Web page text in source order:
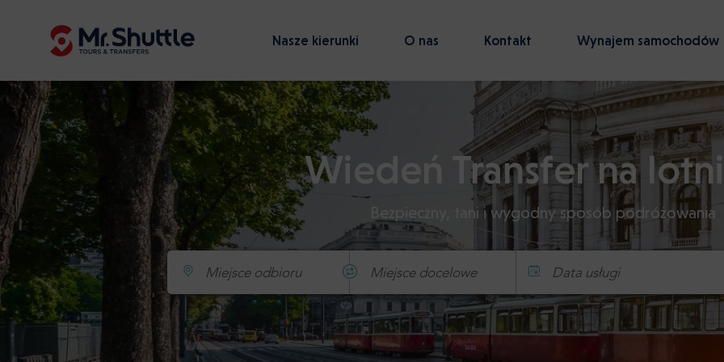
Nasze kierunki O nas Kontakt Wynajem samochodów
Wiedeń Transfer na
Bezpieczny, tani i wygodny sposób podróżowania
Data usługi
Godzina Minuta